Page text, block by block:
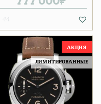
ЛИМИТИРОВАННЫЕ